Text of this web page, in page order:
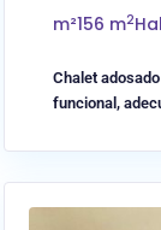
m²156 m2
Chalet
funcional,
Castellón/